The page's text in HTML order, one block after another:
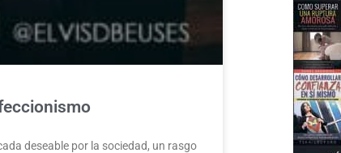
deseable por la sociedad, un rasgo